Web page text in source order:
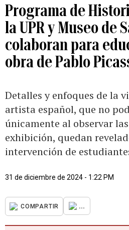
Programa de
la UPR y Museo de
colaboran para
obra de Pablo
Detalles y enfoques de la
artista español, que no
únicamente al observar
exhibición, quedan
intervención de
31 de diciembre de 2024 - 1:22 PM
COMPARTIR ...